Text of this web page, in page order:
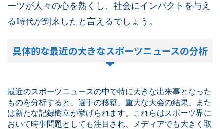
ーツが人々の心を熱くし、社会にインパクトを与え
る時代が到来したと言えるでしょう。
具体的な最近の大きなスポーツニュースの分析
最近のスポーツニュースの中で特に大きな出来事となった
ものを分析すると、選手の移籍、重大な大会の結果、また
は新たな記録樹立が挙げられます。これらはスポーツ界に
おいて時事問題としても注目され、メディアでも大きく取